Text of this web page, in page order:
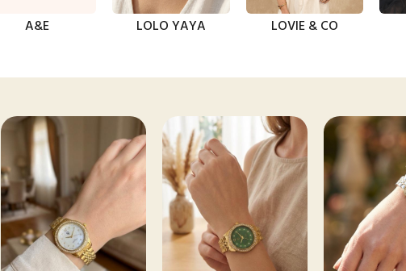
A&E LOLO YAYA LOVIE & CO